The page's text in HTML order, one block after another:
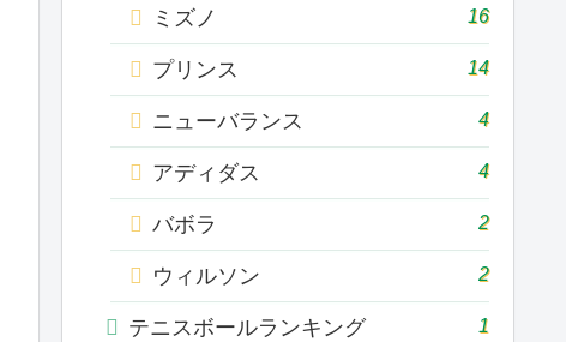
ミズノ 16
プリンス 14
ニューバランス 4
アディダス 4
バボラ 2
ウィルソン 2
テニスボールランキング 1